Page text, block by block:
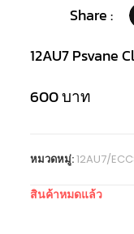
Share :
12AU7 Psvane
600บาท
หมวดหมู่:12AU7/
สินค้าหมดแล้ว